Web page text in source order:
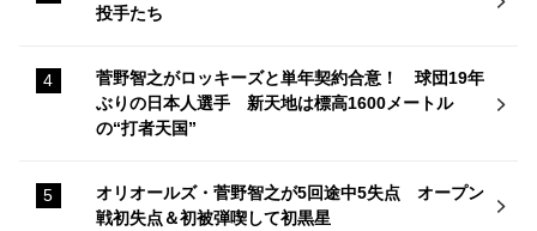
投手たち
菅野智之がロッキーズと単年契約合意！ 球団19年
ぶりの日本人選手 新天地は標高1600メートル
の“打者天国”
オリオールズ・菅野智之が5回途中5失点 オープン
戦初失点＆初被弾喫して初黒星